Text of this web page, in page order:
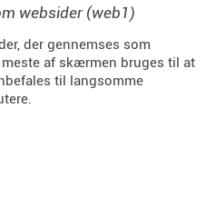
websider (web1)
der gennemses som
af skærmen bruges til at
til langsomme